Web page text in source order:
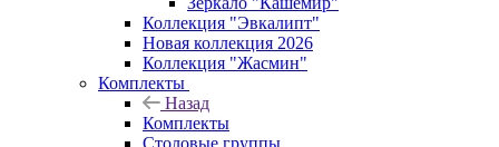
Коллекция "Эвкалипт"
Новая коллекция 2026
Коллекция "Жасмин"
Комплекты
Назад
Комплекты
Столовые группы